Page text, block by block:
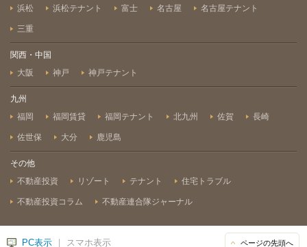
浜松
浜松テナント 富士 名古屋 名古屋テナント
三重
関西・中国
大阪
神戸 神戸テナント
九州
福岡
福岡賃貸 福岡テナント 北九州 佐賀 長崎
佐世保 大分 鹿児島
その他
不動産投資
リゾート テナント 住宅トラブル
不動産投資コラム 不動産連合隊ジャーナル
PC表示 ｜ スマホ表示 ページの先頭へ